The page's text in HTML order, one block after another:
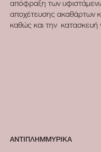
απόφραξη των
αποχέτευσης ακαθάρτων
καθώς και την κατασκευή
ΑΝΤΙΠΛΗΜΜΥΡΙΚΑ